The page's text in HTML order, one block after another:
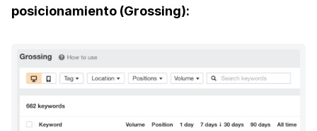
posicionamiento (Grossing):